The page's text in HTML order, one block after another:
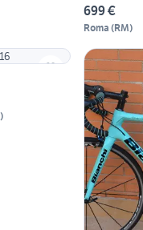
699 €
Roma (RM)
)